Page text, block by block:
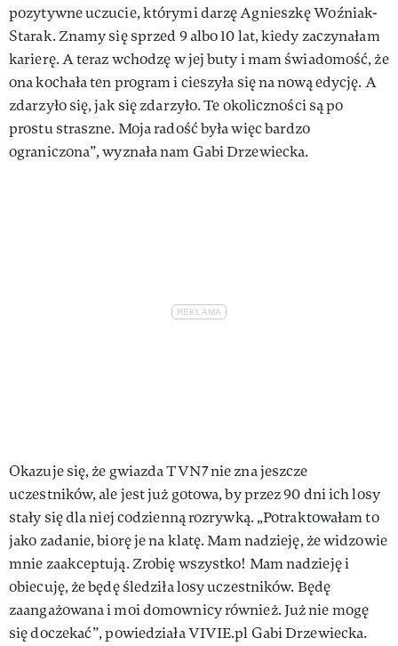
pozytywne uczucie, którymi darzę Agnieszkę Woźniak-
Starak. Znamy się sprzed 9 albo 10 lat, kiedy zaczynałam
karierę. A teraz wchodzę w jej buty i mam świadomość, że
ona kochała ten program i cieszyła się na nową edycję. A
zdarzyło się, jak się zdarzyło. Te okoliczności są po
prostu straszne. Moja radość była więc bardzo
ograniczona”, wyznała nam Gabi Drzewiecka.
Okazuje się, że gwiazda TVN7 nie zna jeszcze
uczestników, ale jest już gotowa, by przez 90 dni ich losy
stały się dla niej codzienną rozrywką. „Potraktowałam to
jako zadanie, biorę je na klatę. Mam nadzieję, że widzowie
mnie zaakceptują. Zrobię wszystko! Mam nadzieję i
obiecuję, że będę śledziła losy uczestników. Będę
zaangażowana i moi domownicy również. Już nie mogę
się doczekać”, powiedziała VIVIE.pl Gabi Drzewiecka.